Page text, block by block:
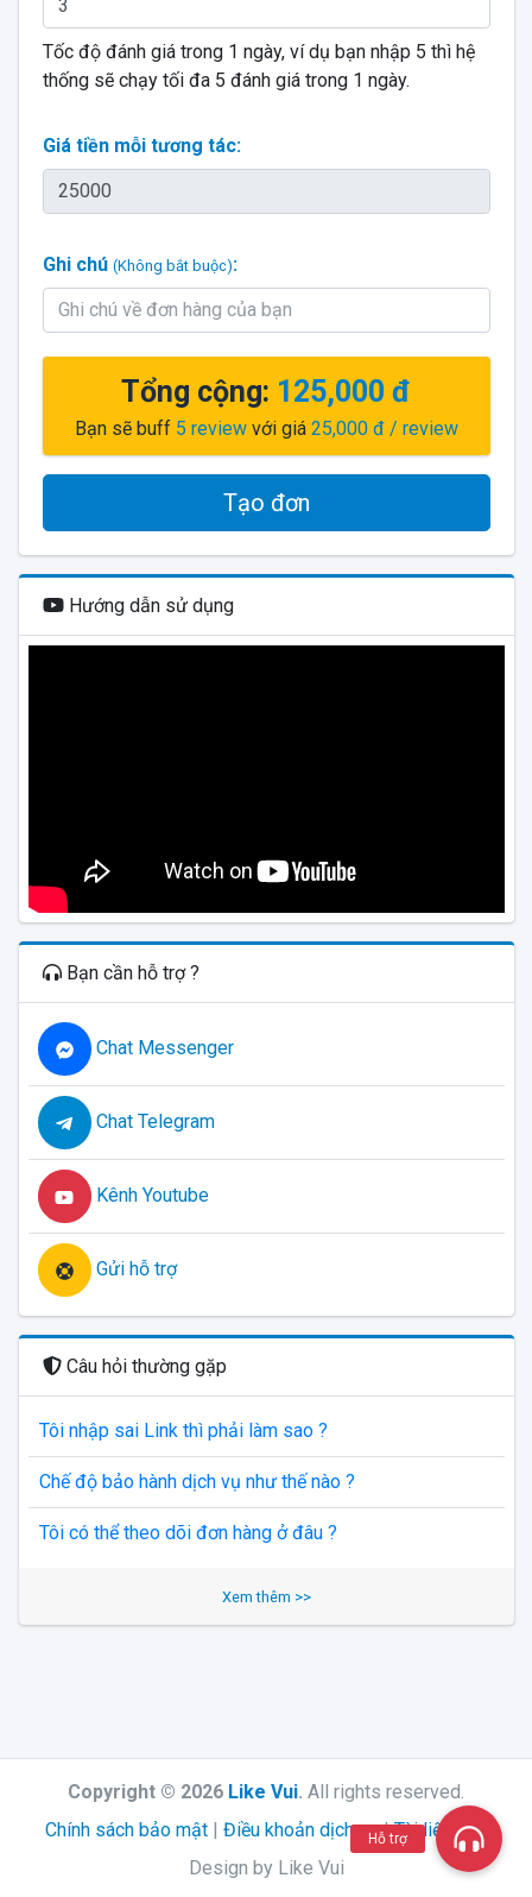
Tốc độ đánh giá trong 1 ngày, ví dụ bạn nhập 5 thì hệ
thống sẽ chạy tối đa 5 đánh giá trong 1 ngày.
Giá tiền mỗi tương tác:
Ghi chú (Không bắt buộc):
Tổng cộng: 125,000 đ
Bạn sẽ buff 5 reviewvới giá 25,000 đ/ review
Tạo đơn
Hướng dẫn sử dụng
Bạn cần hỗ trợ ?
Chat Messenger
Chat Telegram
Kênh Youtube
Gửi hỗ trợ
Câu hỏi thường gặp
Tôi nhập sai Link thì phải làm sao ?
Chế độ bảo hành dịch vụ như thế nào ?
Tôi có thể theo dõi đơn hàng ở đâu ?
Xem thêm >>
Copyright © 2026 Like Vui. All rights reserved.
Chính sách bảo mật | Điều khoản dịch vụ|Tài liệu API
Design by Like Vui
Hỗ trợ